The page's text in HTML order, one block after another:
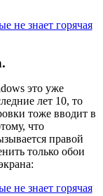
это уже
лет 10, то
тоже вводит в
что
правой
только обои